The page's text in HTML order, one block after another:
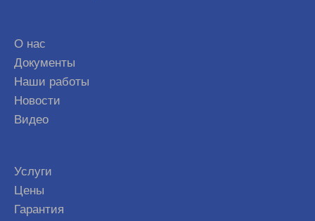
О нас
Документы
Наши работы
Новости
Видео
Услуги
Цены
Гарантия